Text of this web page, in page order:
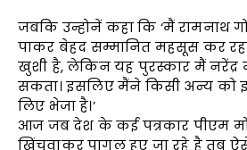
जबकि उन्होनें कहा कि ‘मैं रामनाथ
पाकर बेहद सम्मानित महसूस कर
खुशी है, लेकिन यह पुरस्कार मैं नरेंद्र
सकता। इसलिए मैंने किसी अन्य को
लिए भेजा है।’
आज जब देश के कई पत्रकार पीएम
खिंचवाकर पागल हुए जा रहे है तब